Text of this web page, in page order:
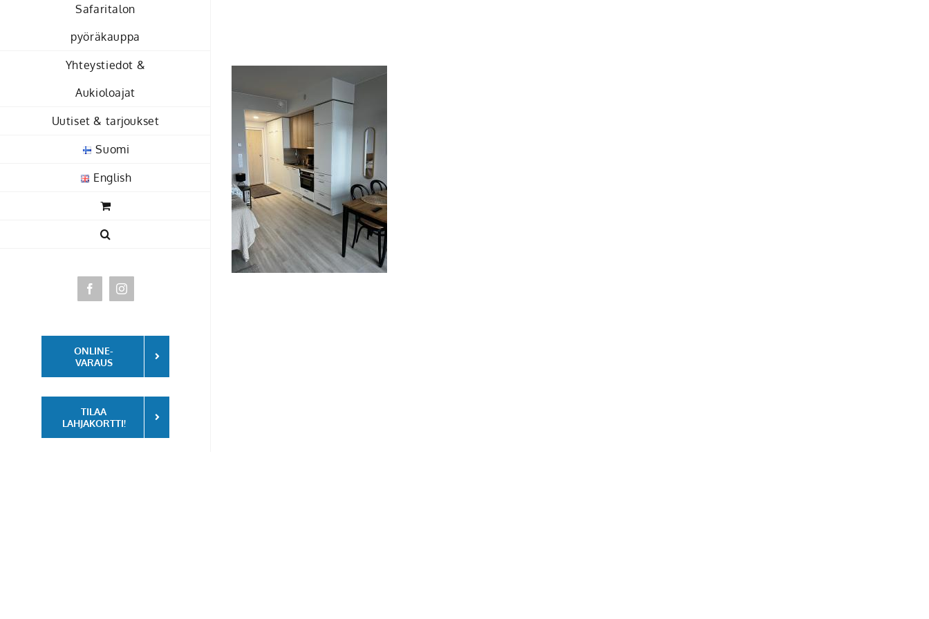
Safaritalon
pyöräkauppa
Yhteystiedot &
Aukioloajat
Uutiset & tarjoukset
Suomi
English
FacebookInstagram
ONLINE-
VARAUS
TILAA
LAHJAKORTTI!